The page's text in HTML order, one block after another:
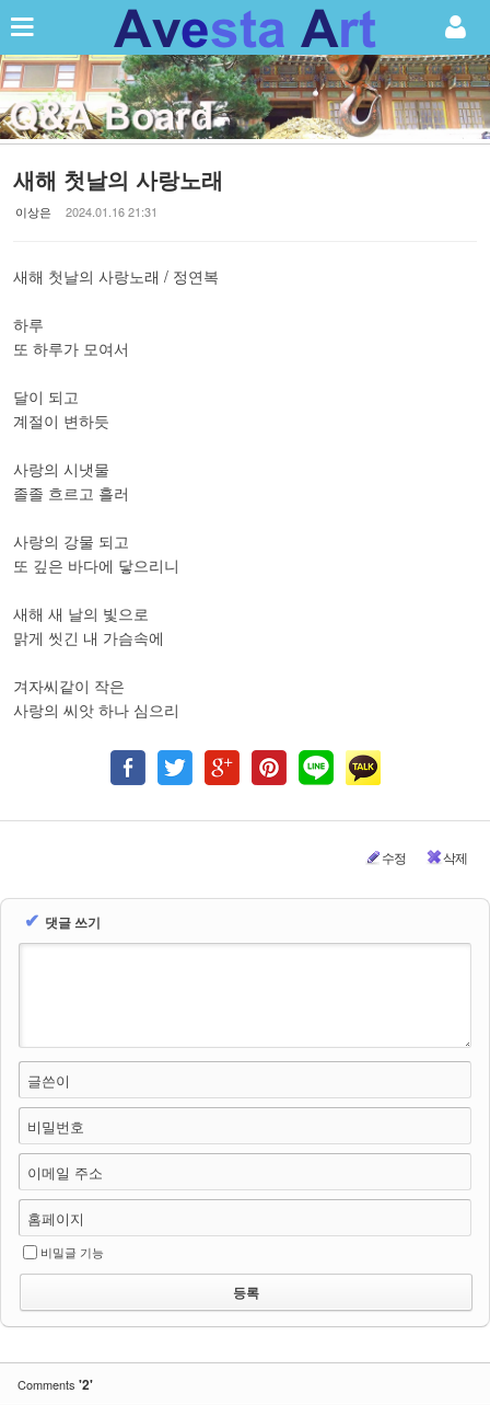
새해 첫날의 사랑노래
이상은 2024.01.16 21:31
새해 첫날의 사랑노래 / 정연복
하루
또 하루가 모여서
달이 되고
계절이 변하듯
사랑의 시냇물
졸졸 흐르고 흘러
사랑의 강물 되고
또 깊은 바다에 닿으리니
새해 새 날의 빛으로
맑게 씻긴 내 가슴속에
겨자씨같이 작은
사랑의 씨앗 하나 심으리
수정 삭제
✔ 댓글 쓰기
글쓴이
비밀번호
이메일 주소
홈페이지
비밀글 기능
Comments '2'
Sketchbook5, 스케치북5
Sketchbook5, 스케치북5